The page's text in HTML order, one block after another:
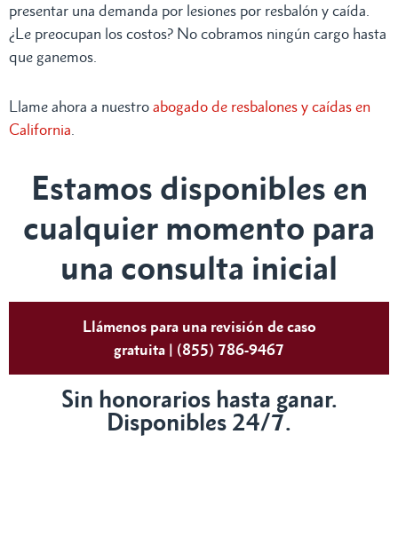
presentar una demanda por lesiones por resbalón y caída.
¿Le preocupan los costos? No cobramos ningún cargo hasta
que ganemos.
Llame ahora a nuestro abogado de resbalones y caídas en
California
Estamos disponibles en
cualquier momento para
una consulta inicial
Llámenos para una revisión de caso
gratuita | (855) 786-9467
Sin honorarios hasta ganar.
Disponibles 24/7.